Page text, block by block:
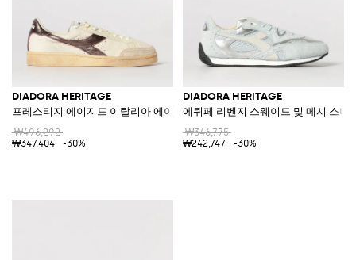
DIADORA HERITAGE
프레스티지 에이지드 이탈리아 에이지드 가죽 스니커즈
₩496,292
₩347,404
-30%
DIADORA HERITAGE
에퀴페 리벤지 스웨이드 및 메시 스니
₩346,775
₩242,747
-30%